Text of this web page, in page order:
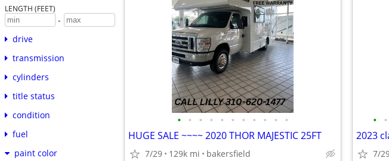
LENGTH (FEET)
-
drive
transmission
cylinders
title status
condition
fuel
paint color
• • • • • • • • • • •
HUGE SALE ~~~~ 2020 THOR MAJESTIC 25FT
7/29 129k mi bakersfield
• •
2023
7/